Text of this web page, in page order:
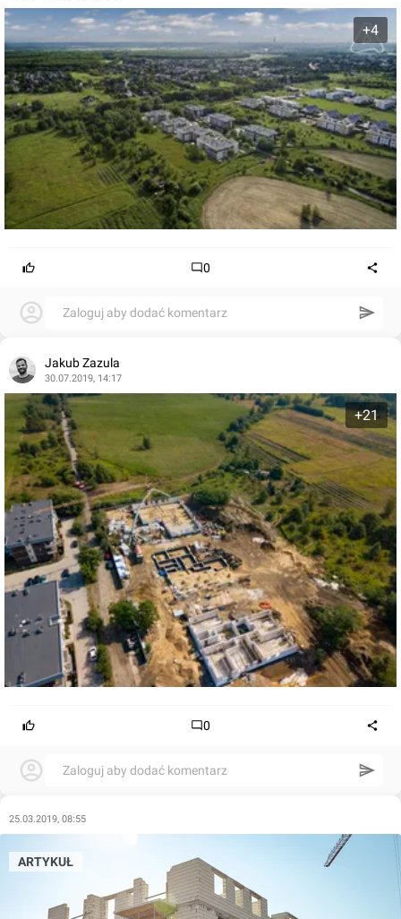
+4
0
Zaloguj aby dodać komentarz
Jakub Zazula
30.07.2019, 14:17
+21
0
Zaloguj aby dodać komentarz
25.03.2019, 08:55
ARTYKUŁ